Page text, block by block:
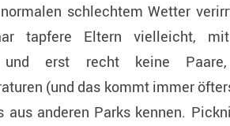
schlechtem Wetter
tapfere Eltern vielleicht,
und erst recht keine
(und das kommt immer
aus anderen Parks kennen.